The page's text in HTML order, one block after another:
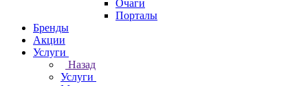
Очаги
Порталы
Бренды
Акции
Услуги
Назад
Услуги